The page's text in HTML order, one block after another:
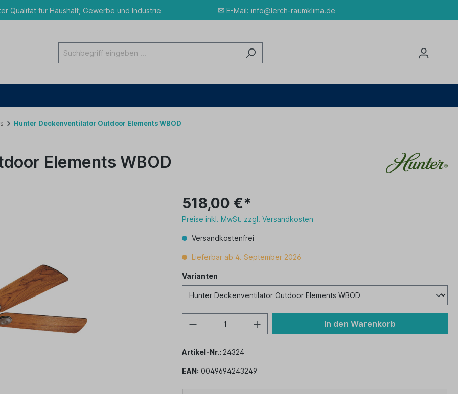
Qualität für Haushalt, Gewerbe und Industrie ✉E-Mail: info@lerch-raumklima.de
Hunter Deckenventilator Outdoor Elements WBOD
Elements WBOD
518,00 €*
Preise inkl. MwSt. zzgl. Versandkosten
Versandkostenfrei
Lieferbar ab 4. September 2026
Varianten
In den Warenkorb
Artikel-Nr.: 24324
EAN: 0049694243249